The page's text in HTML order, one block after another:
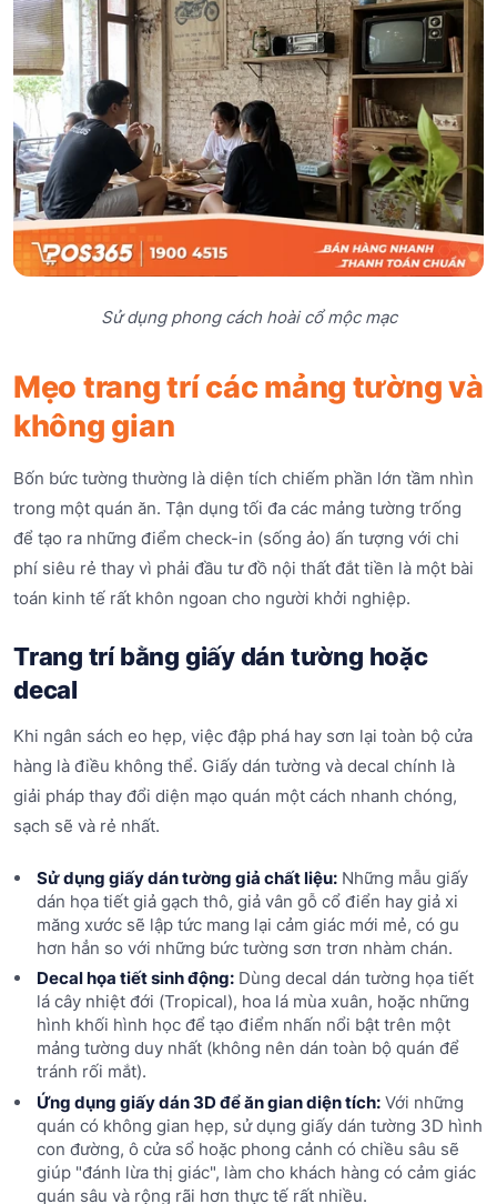
Sử dụng phong cách hoài cổ mộc mạc
Mẹo trang trí các mảng tường và
không gian
Bốn bức tường thường là diện tích chiếm phần lớn tầm nhìn
trong một quán ăn. Tận dụng tối đa các mảng tường trống
để tạo ra những điểm check-in (sống ảo) ấn tượng với chi
phí siêu rẻ thay vì phải đầu tư đồ nội thất đắt tiền là một bài
toán kinh tế rất khôn ngoan cho người khởi nghiệp.
Trang trí bằng giấy dán tường hoặc
decal
Khi ngân sách eo hẹp, việc đập phá hay sơn lại toàn bộ cửa
hàng là điều không thể. Giấy dán tường và decal chính là
giải pháp thay đổi diện mạo quán một cách nhanh chóng,
sạch sẽ và rẻ nhất.
Sử dụng giấy dán tường giả chất liệu:Những mẫu giấy
dán họa tiết giả gạch thô, giả vân gỗ cổ điển hay giả xi
măng xước sẽ lập tức mang lại cảm giác mới mẻ, có gu
hơn hẳn so với những bức tường sơn trơn nhàm chán.
Decal họa tiết sinh động:Dùng decal dán tường họa tiết
lá cây nhiệt đới (Tropical), hoa lá mùa xuân, hoặc những
hình khối hình học để tạo điểm nhấn nổi bật trên một
mảng tường duy nhất (không nên dán toàn bộ quán để
tránh rối mắt).
Ứng dụng giấy dán 3D để ăn gian diện tích:Với những
quán có không gian hẹp, sử dụng giấy dán tường 3D hình
con đường, ô cửa sổ hoặc phong cảnh có chiều sâu sẽ
giúp "đánh lừa thị giác", làm cho khách hàng có cảm giác
quán sâu và rộng rãi hơn thực tế rất nhiều.